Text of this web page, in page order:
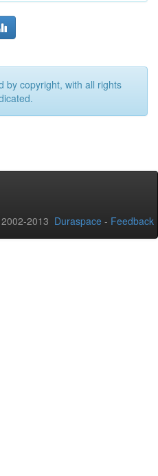
by copyright, with all rights
2013 Duraspace - Feedback